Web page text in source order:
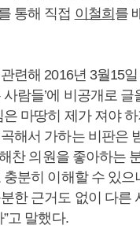
통해 직접 이철희 를
련해 2016년 3월15일
람들’에 비공개로 글
마땅히 제가 져야 하
해서 가하는 비판은
찬 의원을 좋아하는
분히 이해할 수 있으
한 근거도 없이 다른
고 말했다.